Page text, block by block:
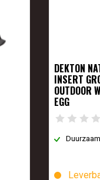
DEKTON
INSERT
OUTDOOR
EGG